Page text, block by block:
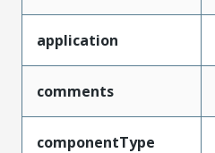
application
comments
componentType